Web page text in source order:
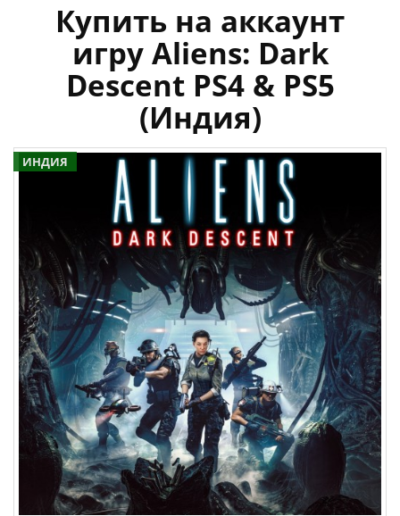
Купить на аккаунт
игру Aliens: Dark
Descent PS4 & PS5
(Индия)
ИНДИЯ